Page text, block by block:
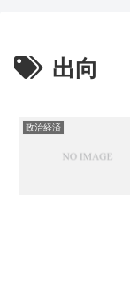
出向
政治経済